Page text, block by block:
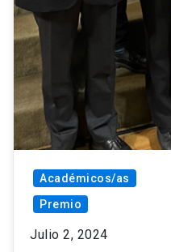
Académicos/as
Premio
Julio 2, 2024